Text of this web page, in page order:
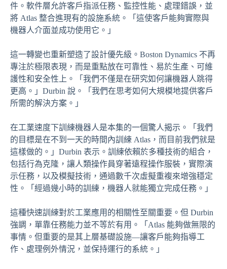
件。軟件層允許客戶指派任務、監控性能、處理錯誤，並
將 Atlas 整合進現有的設施系統。「這使客戶能夠實際與
機器人介面並成功使用它。」
這一轉變也重新塑造了設計優先級。Boston Dynamics 不再
專注於極限表現，而是重點放在可靠性、易於生產、可維
護性和安全性上。「我們不僅是在研究如何讓機器人跳得
更高。」Durbin 說。「我們在思考如何大規模地提供客戶
所需的解決方案。」
在工業速度下訓練機器人是本集的一個驚人揭示。「我們
的目標是在不到一天的時間內訓練 Atlas，而目前我們就是
這樣做的。」Durbin 表示。訓練依賴於多種技術的組合，
包括行為克隆，讓人類操作員穿著遠程操作服裝，實際演
示任務，以及模擬技術，通過數千次虛擬重複來增強穩定
性。「經過幾小時的訓練，機器人就能獨立完成任務。」
這種快速訓練對於工業應用的相關性至關重要。但 Durbin
強調，單靠任務能力並不等於有用。「Atlas 能夠做無限的
事情。但重要的是其上層基礎設施—讓客戶能夠指導工
作、處理例外情況，並保持運行的系統。」